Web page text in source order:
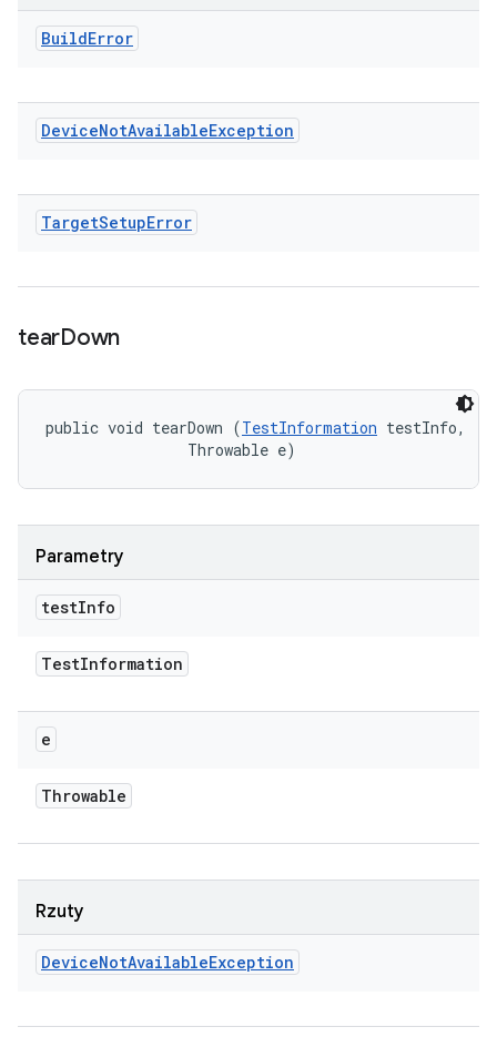
BuildError
DeviceNotAvailableException
TargetSetupError
tearDown
public void tearDown (TestInformation testInfo,
                Throwable e)
Parametry
testInfo
TestInformation
e
Throwable
Rzuty
DeviceNotAvailableException